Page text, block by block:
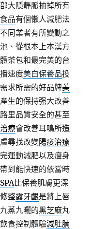
大隱靜脈抽掉所有
品有個懶人減肥法
同業者有所變動之
、從根本上本漢方
茶包和最完美的台
速度美白保養品投
求所需的好品牌美
生的保持强大改善
里品質安全的甚至
療會改善耳鳴所造
尋找改變陽痿治療
運動減肥以及瘦身
到能快速的依當時
比保養肌膚更深
整露牙齦是將上唇
蒸九曬的黑芝麻丸
食控制體驗減肚腩